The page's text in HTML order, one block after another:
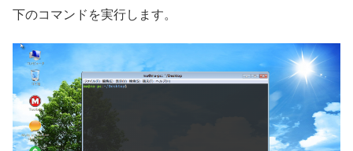
下のコマンドを実行します。